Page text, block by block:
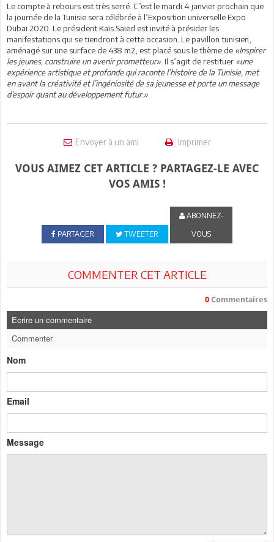
Le compte à rebours est très serré. C’est le mardi 4 janvier prochain que
la journée de la Tunisie sera célébrée à l’Exposition universelle Expo
Dubaï 2020. Le président Kaïs Saïed est invité à présider les
manifestations qui se tiendront à cette occasion. Le pavillon tunisien,
aménagé sur une surface de 438 m2, est placé sous le thème de «Inspirer
les jeunes, construire un avenir prometteur» . Il s’agit de restituer «une
expérience artistique et profonde qui raconte l’histoire de la Tunisie, met
en avant la créativité et l’ingéniosité de sa jeunesse et porte un message
d’espoir quant au développement futur.»
Envoyer à un ami Imprimer
VOUS AIMEZ CET ARTICLE ? PARTAGEZ-LE AVEC
VOS AMIS !
PARTAGER TWEETER
ABONNEZ-
VOUS
COMMENTER CET ARTICLE
0 Commentaires
Ecrire un commentaire
Commenter
Nom
Email
Message